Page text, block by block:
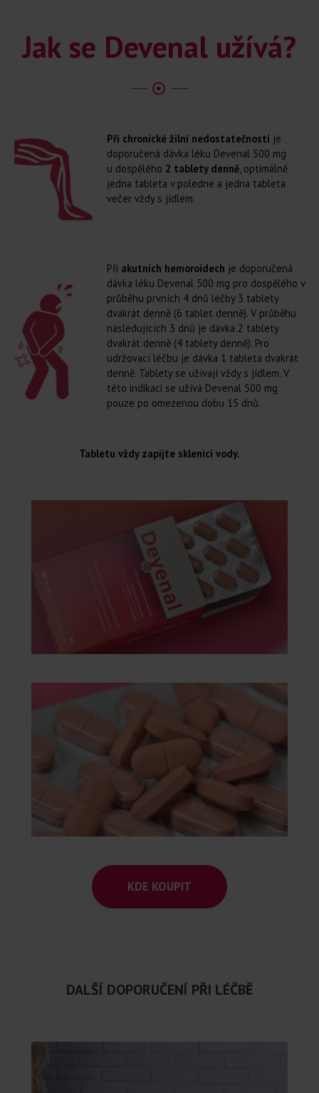
Jak se Devenal užívá?
Při chronické žilní nedostatečnosti je
doporučená dávka léku Devenal 500 mg
u dospělého 2 tablety denně , optimálně
jedna tableta v poledne a jedna tableta
večer vždy s jídlem.
Při akutních hemoroidech je doporučená
dávka léku Devenal 500 mg pro dospělého v
průběhu prvních 4 dnů léčby 3 tablety
dvakrát denně (6 tablet denně). V průběhu
následujících 3 dnů je dávka 2 tablety
dvakrát denně (4 tablety denně). Pro
udržovací léčbu je dávka 1 tableta dvakrát
denně. Tablety se užívají vždy s jídlem. V
této indikaci se užívá Devenal 500 mg
pouze po omezenou dobu 15 dnů.
Tabletu vždy zapijte sklenicí vody.
KDE KOUPIT
DALŠÍ DOPORUČENÍ PŘI LÉČBĚ